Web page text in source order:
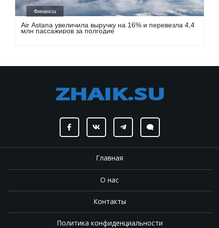
Финансы
Air Astana увеличила выручку на 16% и перевезла 4,4
млн пассажиров за полгодие
Главная
О нас
Контакты
Политика конфиденциальности